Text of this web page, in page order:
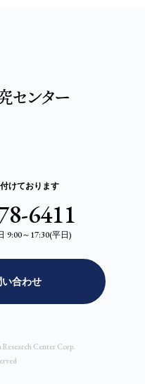
けております
6411
9:00～17:30(平日)
合わせ
Center Corp.